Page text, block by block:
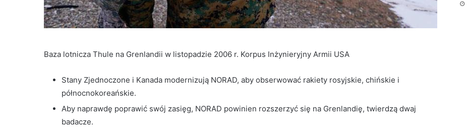
Baza lotnicza Thule na Grenlandii w listopadzie 2006 r. Korpus Inżynieryjny Armii USA
Stany Zjednoczone i Kanada modernizują NORAD, aby obserwować rakiety rosyjskie, chińskie i
północnokoreańskie.
Aby naprawdę poprawić swój zasięg, NORAD powinien rozszerzyć się na Grenlandię, twierdzą dwaj
badacze.